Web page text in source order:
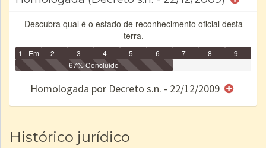
Descubra qual é o estado de reconhecimento oficial desta
terra.
1 - Em
Identificação
2 -
Identificada
3 -
Declarada
4 -
Reservada
5 -
Homologada
6 -
Registrada
e/ou
7 -
8 -
9 -
67% Concluído
Homologada por Decreto s.n. - 22/12/2009
Histórico jurídico